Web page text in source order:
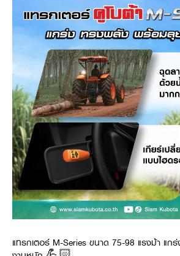
แทรกเตอร์ M-Series ขนาด 75-98 แรงม้า แ